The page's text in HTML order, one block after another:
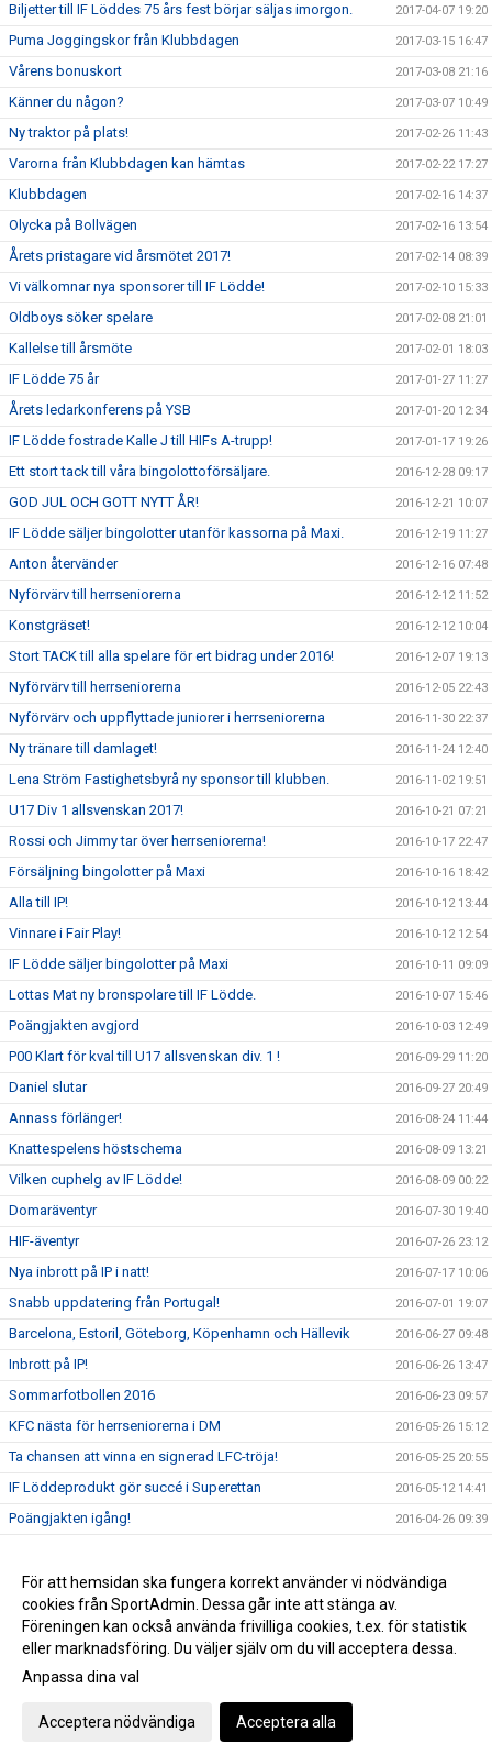
Biljetter till IF Löddes 75 års fest börjar säljas imorgon. 2017-04-07 19:20
Puma Joggingskor från Klubbdagen 2017-03-15 16:47
Vårens bonuskort 2017-03-08 21:16
Känner du någon? 2017-03-07 10:49
Ny traktor på plats! 2017-02-26 11:43
Varorna från Klubbdagen kan hämtas 2017-02-22 17:27
Klubbdagen 2017-02-16 14:37
Olycka på Bollvägen 2017-02-16 13:54
Årets pristagare vid årsmötet 2017! 2017-02-14 08:39
Vi välkomnar nya sponsorer till IF Lödde! 2017-02-10 15:33
Oldboys söker spelare 2017-02-08 21:01
Kallelse till årsmöte 2017-02-01 18:03
IF Lödde 75 år 2017-01-27 11:27
Årets ledarkonferens på YSB 2017-01-20 12:34
IF Lödde fostrade Kalle J till HIFs A-trupp! 2017-01-17 19:26
Ett stort tack till våra bingolottoförsäljare. 2016-12-28 09:17
GOD JUL OCH GOTT NYTT ÅR! 2016-12-21 10:07
IF Lödde säljer bingolotter utanför kassorna på Maxi. 2016-12-19 11:27
Anton återvänder 2016-12-16 07:48
Nyförvärv till herrseniorerna 2016-12-12 11:52
Konstgräset! 2016-12-12 10:04
Stort TACK till alla spelare för ert bidrag under 2016! 2016-12-07 19:13
Nyförvärv till herrseniorerna 2016-12-05 22:43
Nyförvärv och uppflyttade juniorer i herrseniorerna 2016-11-30 22:37
Ny tränare till damlaget! 2016-11-24 12:40
Lena Ström Fastighetsbyrå ny sponsor till klubben. 2016-11-02 19:51
U17 Div 1 allsvenskan 2017! 2016-10-21 07:21
Rossi och Jimmy tar över herrseniorerna! 2016-10-17 22:47
Försäljning bingolotter på Maxi 2016-10-16 18:42
Alla till IP! 2016-10-12 13:44
Vinnare i Fair Play! 2016-10-12 12:54
IF Lödde säljer bingolotter på Maxi 2016-10-11 09:09
Lottas Mat ny bronspolare till IF Lödde. 2016-10-07 15:46
Poängjakten avgjord 2016-10-03 12:49
P00 Klart för kval till U17 allsvenskan div. 1 ! 2016-09-29 11:20
Daniel slutar 2016-09-27 20:49
Annass förlänger! 2016-08-24 11:44
Knattespelens höstschema 2016-08-09 13:21
Vilken cuphelg av IF Lödde! 2016-08-09 00:22
Domaräventyr 2016-07-30 19:40
HIF-äventyr 2016-07-26 23:12
Nya inbrott på IP i natt! 2016-07-17 10:06
Snabb uppdatering från Portugal! 2016-07-01 19:07
Barcelona, Estoril, Göteborg, Köpenhamn och Hällevik 2016-06-27 09:48
Inbrott på IP! 2016-06-26 13:47
Sommarfotbollen 2016 2016-06-23 09:57
KFC nästa för herrseniorerna i DM 2016-05-26 15:12
Ta chansen att vinna en signerad LFC-tröja! 2016-05-25 20:55
IF Löddeprodukt gör succé i Superettan 2016-05-12 14:41
Poängjakten igång! 2016-04-26 09:39
Nu är vi live med nya sidan! 2016-04-01 06:20
P00 vinnare i Future Cup! 2016-03-28 22:49
Gå till Webbversion
För att hemsidan ska fungera korrekt använder vi nödvändiga
cookies från SportAdmin. Dessa går inte att stänga av.
Föreningen kan också använda frivilliga cookies, t.ex. för statistik
eller marknadsföring. Du väljer själv om du vill acceptera dessa.
Anpassa dina val
Acceptera nödvändiga Acceptera alla